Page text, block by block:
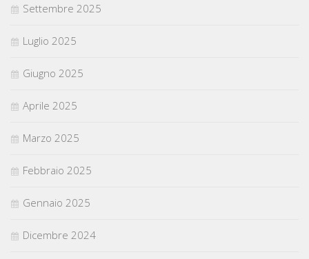
Settembre 2025
Luglio 2025
Giugno 2025
Aprile 2025
Marzo 2025
Febbraio 2025
Gennaio 2025
Dicembre 2024